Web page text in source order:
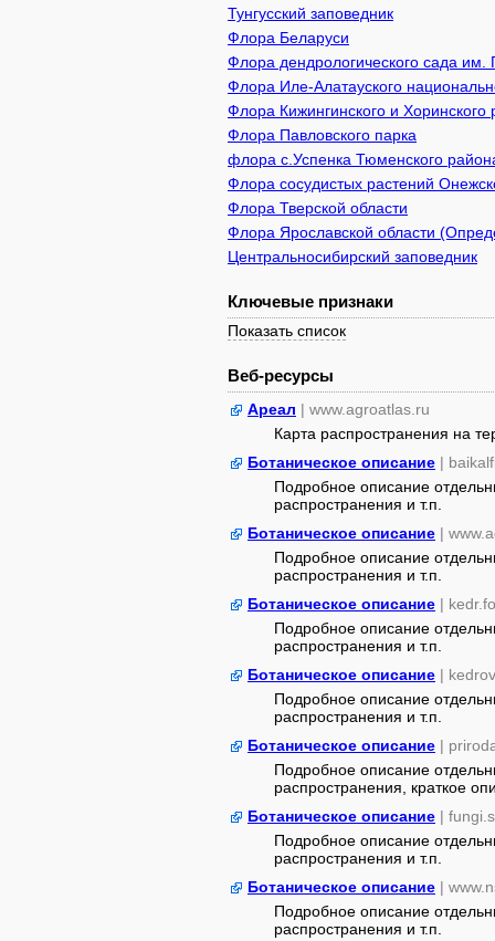
Тунгусский заповедник
Флора Беларуси
Флора дендрологического сада им.
Флора Иле-Алатауского
Флора Кижингинского и Хоринского
Флора Павловского парка
флора с.Успенка Тюменского
Флора сосудистых растений
Флора Тверской области
Флора Ярославской области
Центральносибирский заповедник
Ключевые признаки
Показать список
Веб-ресурсы
Ареал | www.agroatlas.ru
Карта распространения на
Ботаническое описание |
Подробное описание
распространения и т.п.
Ботаническое описание |
Подробное описание
распространения и т.п.
Ботаническое описание |
Подробное описание
распространения и т.п.
Ботаническое описание |
Подробное описание
распространения и т.п.
Ботаническое описание |
Подробное описание
распространения, краткое
Ботаническое описание |
Подробное описание
распространения и т.п.
Ботаническое описание |
Подробное описание
распространения и т.п.